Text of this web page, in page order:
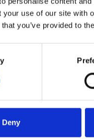
your use of our site with
you’ve provided to
Deny
ons wat